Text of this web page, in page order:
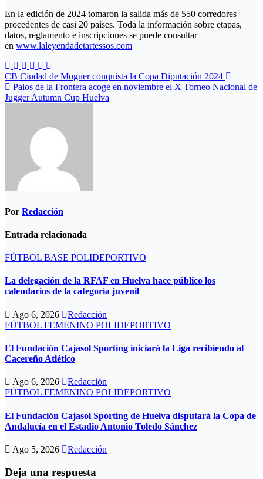
En la edición de 2024 tomaron la salida más de 550 corredores
procedentes de casi 20 países. Toda la información sobre etapas,
datos, reglamento e inscripciones se puede consultar
en www.laleyendadetartessos.com
Navegación
de
CB Ciudad de Moguer conquista la Copa Diputación 2024
Palos de la Frontera acoge en noviembre el X Torneo Nacional de
Jugger Autumn Cup Huelva
Por Redacción
Entrada relacionada
FÚTBOL BASE POLIDEPORTIVO
La delegación de la RFAF en Huelva hace público los
calendarios de la categoría juvenil
Ago 6, 2026
Redacción
FÚTBOL FEMENINO POLIDEPORTIVO
El Fundación Cajasol Sporting iniciará la Liga recibiendo al
Cacereño Atlético
Ago 6, 2026
Redacción
FÚTBOL FEMENINO POLIDEPORTIVO
El Fundación Cajasol Sporting de Huelva disputará la Copa de
Andalucía en el Estadio Antonio Toledo Sánchez
Ago 5, 2026 Redacción
Deja una respuesta